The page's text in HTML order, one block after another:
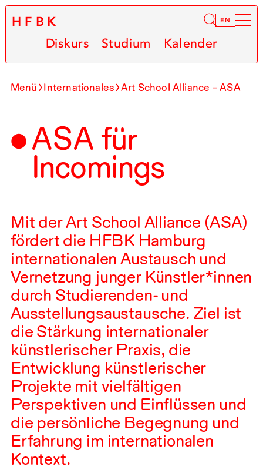
HFBK EN
Diskurs Studium Kalender
Menü Internationales Art School Alliance –ASA
ASA für
Incomings
Mit der Art School Alliance (ASA)
fördert die HFBK Hamburg
internationalen Austausch und
Vernetzung junger Künstler*innen
durch Studierenden- und
Ausstellungsaustausche. Ziel ist
die Stärkung internationaler
künstlerischer Praxis, die
Entwicklung künstlerischer
Projekte mit vielfältigen
Perspektiven und Einflüssen und
die persönliche Begegnung und
Erfahrung im internationalen
Kontext.